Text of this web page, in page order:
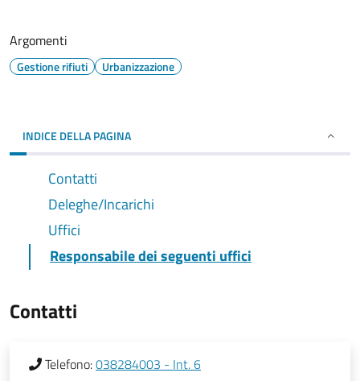
Argomenti
Gestione rifiuti Urbanizzazione
INDICE DELLA PAGINA
Contatti
Deleghe/Incarichi
Uffici
Responsabile dei seguenti uffici
Contatti
Telefono:038284003 - Int. 6